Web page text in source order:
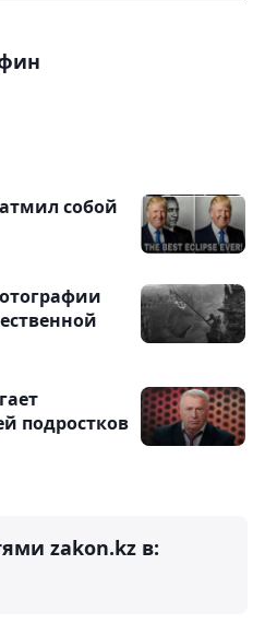
собой
подростков
zakon.kz в: